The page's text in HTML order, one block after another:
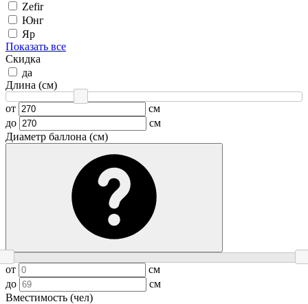
Zefir
Юнг
Яр
Показать все
Скидка
да
Длина (см)
от
см
до
см
Диаметр баллона (см)
от
см
до
см
Вместимость (чел)